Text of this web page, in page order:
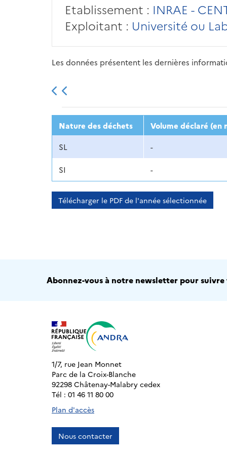
Etablissement : INRAE -
Exploitant : Université ou
Les données présentent les dernières
2013 2014 2015
Nature des déchets
Volume déclaré (en
SL
-
SI -
Télécharger le PDF de l'année sélectionnée
Abonnez-vous à notre newsletter pour suivre
1/7, rue Jean Monnet
Parc de la Croix-Blanche
92298 Châtenay-Malabry cedex
Tél : 01 46 11 80 00
Plan d'accès
Nous contacter